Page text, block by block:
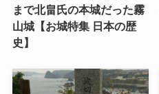
まで北畠氏の本城だった霧
山城【お城特集 日本の歴
史】